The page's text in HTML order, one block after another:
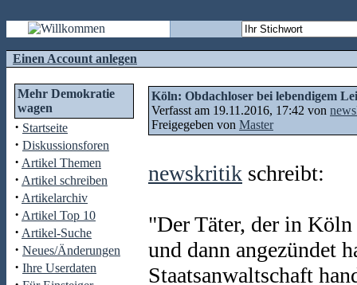
Einen Account anlegen
Mehr Demokratie
wagen
· Startseite
· Diskussionsforen
· Artikel Themen
· Artikel schreiben
· Artikelarchiv
· Artikel Top 10
· Artikel-Suche
· Neues/Änderungen
· Ihre Userdaten
Köln: Obdachloser bei lebendigem
Verfasst am 19.11.2016, 17:42 von
Freigegeben von Master
newskritik schreibt:
"Der Täter, der in Köln
und dann angezündet
Staatsanwaltschaft